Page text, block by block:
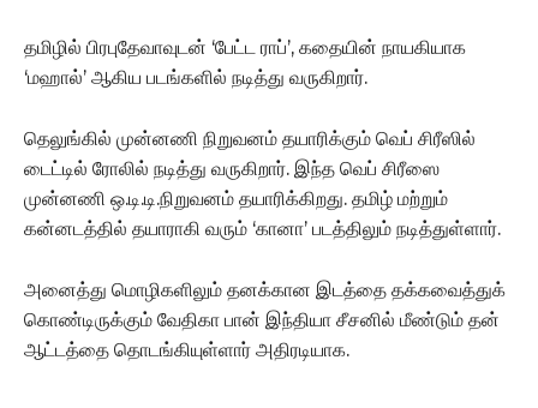
தமிழில் பிரபுதேவாவுடன்‌ ‘பேட்ட ராப்’, கதையின் நாயகியாக
‘மஹால்’ ஆகிய படங்களில் நடித்து வருகிறார்.
தெலுங்கில் முன்னணி நிறுவனம் தயாரிக்கும் வெப் சிரீஸில்
டைட்டில் ரோலில் நடித்து வருகிறார். இந்த வெப் சிரீஸை
முன்னணி ஒ.டி.டி.நிறுவனம் தயாரிக்கிறது. தமிழ் மற்றும்
கன்னடத்தில் தயாராகி வரும் ‘கானா’ படத்திலும் நடித்துள்ளார்.
அனைத்து மொழிகளிலும் தனக்கான இடத்தை தக்கவைத்துக்
கொண்டிருக்கும் வேதிகா பான் இந்தியா சீசனில் மீண்டும் தன்
ஆட்டத்தை தொடங்கியுள்ளார் அதிரடியாக.